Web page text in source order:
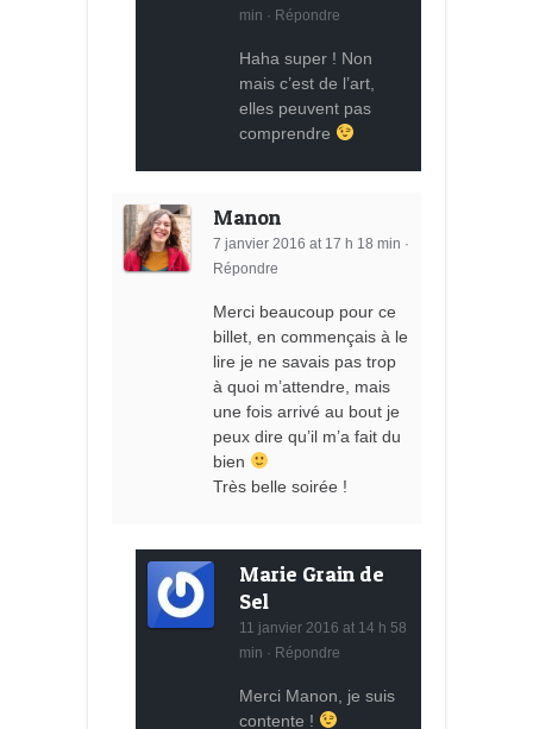
min · Répondre
Haha super ! Non
mais c’est de l’art,
elles peuvent pas
comprendre
Manon
7 janvier 2016 at 17 h 18 min ·
Répondre
Merci beaucoup pour ce
billet, en commençais à le
lire je ne savais pas trop
à quoi m’attendre, mais
une fois arrivé au bout je
peux dire qu’il m’a fait du
bien
Très belle soirée !
Marie Grain de
Sel
11 janvier 2016 at 14 h 58
min · Répondre
Merci Manon, je suis
contente !